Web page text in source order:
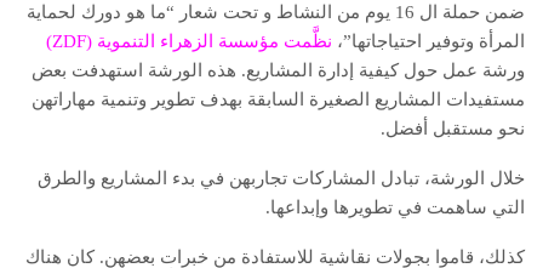
ضمن حملة ال 16 يوم من النشاط و تحت شعار “ما هو دورك لحماية
المرأة وتوفير احتياجاتها”، نظَّمت مؤسسة الزهراء التنموية (ZDF)
ورشة عمل حول كيفية إدارة المشاريع. هذه الورشة استهدفت بعض
مستفيدات المشاريع الصغيرة السابقة بهدف تطوير وتنمية مهاراتهن
نحو مستقبل أفضل.
خلال الورشة، تبادل المشاركات تجاربهن في بدء المشاريع والطرق
التي ساهمت في تطويرها وإبداعها.
كذلك، قاموا بجولات نقاشية للاستفادة من خبرات بعضهن. كان هناك